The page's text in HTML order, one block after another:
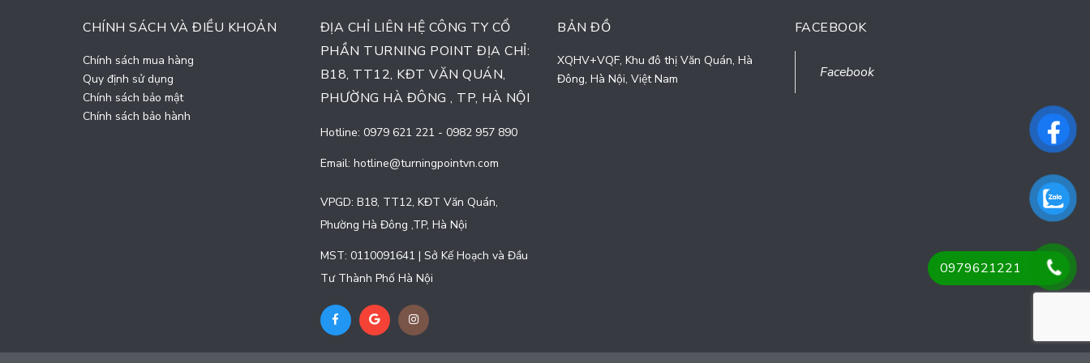
CHÍNH SÁCH VÀ ĐIỀU KHOẢN
Chính sách mua hàng
Quy định sử dụng
Chính sách bảo mật
Chính sách bảo hành
ĐỊA CHỈ LIÊN HỆ CÔNG TY CỔ
PHẦN TURNING POINT ĐỊA CHỈ:
B18, TT12, KĐT VĂN QUÁN,
PHƯỜNG HÀ ĐÔNG , TP, HÀ NỘI
Hotline: 0979 621 221 - 0982 957 890
Email: hotline@turningpointvn.com
VPGD: B18, TT12, KĐT Văn Quán,
Phường Hà Đông ,TP, Hà Nội
MST: 0110091641 | Sở Kế Hoạch và Đầu
Tư Thành Phố Hà Nội
BẢN ĐỒ
XQHV+VQF, Khu đô thị Văn Quán, Hà
Đông, Hà Nội, Việt Nam
FACEBOOK
Facebook
0979621221